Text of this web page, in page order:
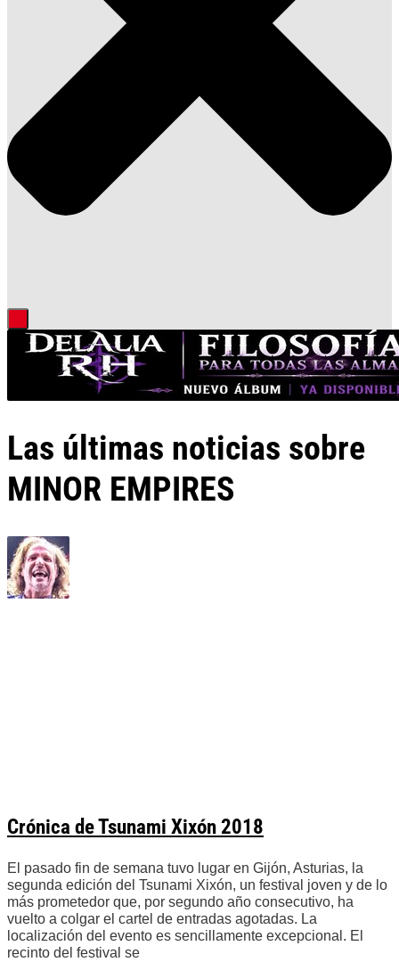
Las últimas noticias sobre
MINOR EMPIRES
Crónica de Tsunami Xixón 2018
El pasado fin de semana tuvo lugar en Gijón, Asturias, la
segunda edición del Tsunami Xixón, un festival joven y de lo
más prometedor que, por segundo año consecutivo, ha
vuelto a colgar el cartel de entradas agotadas. La
localización del evento es sencillamente excepcional. El
recinto del festival se